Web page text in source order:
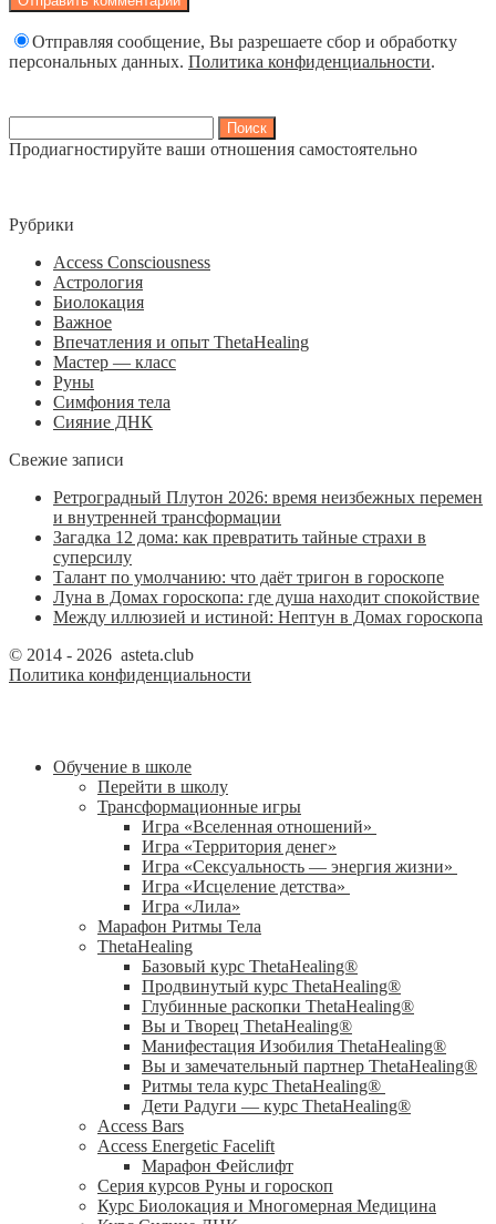
Отправляя сообщение, Вы разрешаете сбор и обработку
персональных данных. Политика конфиденциальности.
Продиагностируйте ваши отношения самостоятельно
Рубрики
Access Consciousness
Астрология
Биолокация
Важное
Впечатления и опыт ThetaHealing
Мастер — класс
Руны
Симфония тела
Сияние ДНК
Свежие записи
Ретроградный Плутон 2026: время неизбежных перемен
и внутренней трансформации
Загадка 12 дома: как превратить тайные страхи в
суперсилу
Талант по умолчанию: что даёт тригон в гороскопе
Луна в Домах гороскопа: где душа находит спокойствие
Между иллюзией и истиной: Нептун в Домах гороскопа
© 2014 - 2026 asteta.club
Политика конфиденциальности
Обучение в школе
Перейти в школу
Трансформационные игры
Игра «Вселенная отношений»
Игра «Территория денег»
Игра «Сексуальность — энергия жизни»
Игра «Исцеление детства»
Игра «Лила»
Марафон Ритмы Тела
ThetaHealing
Базовый курс ThetaHealing®
Продвинутый курс ThetaHealing®
Глубинные раскопки ThetaHealing®
Вы и Творец ThetaHealing®
Манифестация Изобилия ThetaHealing®
Вы и замечательный партнер ThetaHealing®
Ритмы тела курс ThetaHealing®
Дети Радуги — курс ThetaHealing®
Access Bars
Access Energetic Facelift
Марафон Фейслифт
Серия курсов Руны и гороскоп
Курс Биолокация и Многомерная Медицина